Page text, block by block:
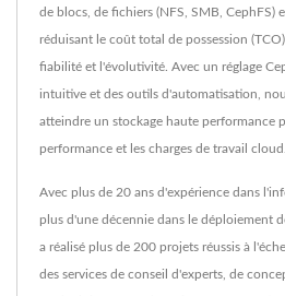
de blocs, de fichiers (NFS, SMB, CephFS)
réduisant le coût total de possession
fiabilité et l'évolutivité. Avec un réglage
intuitive et des outils d'automatisation,
atteindre un stockage haute performance
performance et les charges de travail cloud.
Avec plus de 20 ans d'expérience dans
plus d'une décennie dans le déploiement
a réalisé plus de 200 projets réussis à
des services de conseil d'experts, de